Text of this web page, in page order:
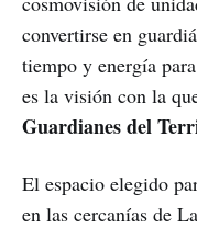
convertirse en
tiempo y energía
es la visión con la
Guardianes del
El espacio elegido
en las cercanías de